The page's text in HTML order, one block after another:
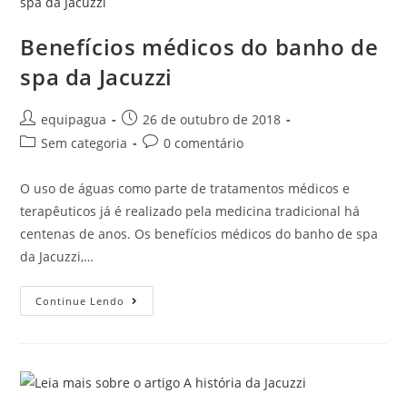
Benefícios médicos do banho de
spa da Jacuzzi
equipagua
26 de outubro de 2018
Sem categoria
0 comentário
O uso de águas como parte de tratamentos médicos e
terapêuticos já é realizado pela medicina tradicional há
centenas de anos. Os benefícios médicos do banho de spa
da Jacuzzi,…
Continue Lendo